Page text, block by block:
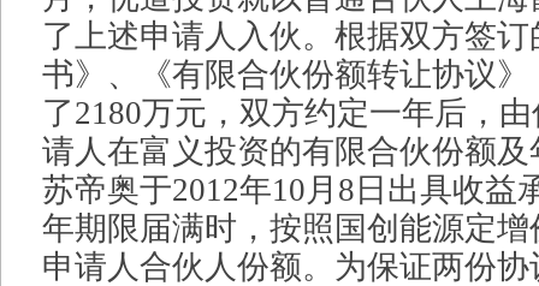
了上述申请人入伙。根据双方签
书》、《有限合伙份额转让协议
了2180万元，双方约定一年后，
请人在富义投资的有限合伙份额
苏帝奥于2012年10月8日出具收益
年期限届满时，按照国创能源定增
申请人合伙人份额。为保证两份